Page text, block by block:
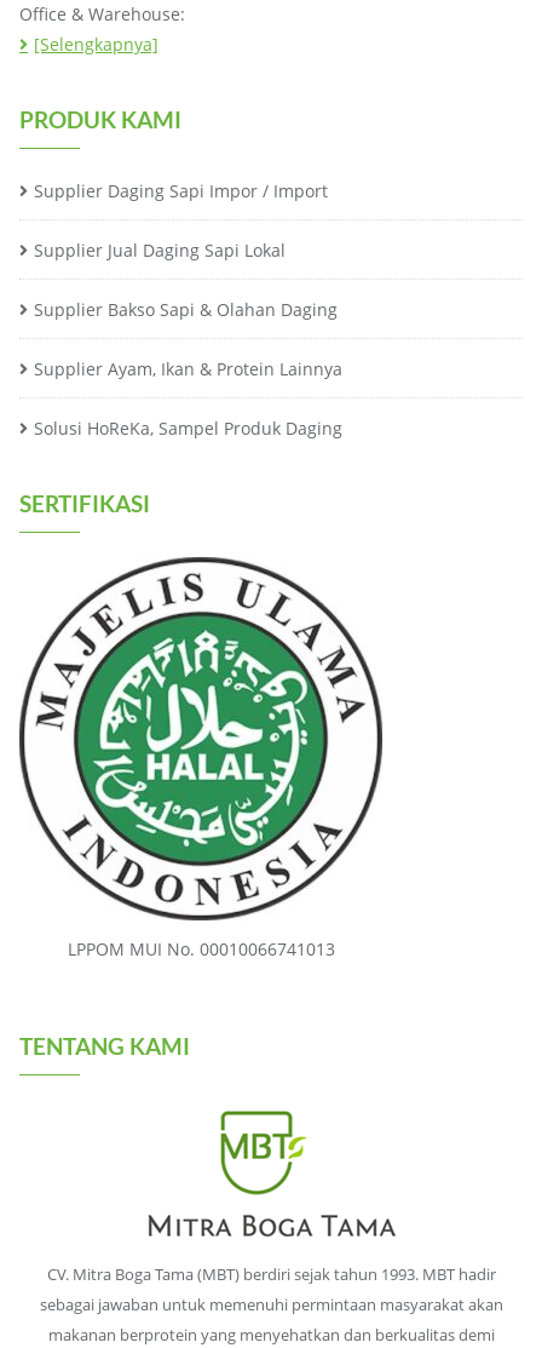
Office & Warehouse:
[Selengkapnya]
PRODUK KAMI
Supplier Daging Sapi Impor / Import
Supplier Jual Daging Sapi Lokal
Supplier Bakso Sapi & Olahan Daging
Supplier Ayam, Ikan & Protein Lainnya
Solusi HoReKa, Sampel Produk Daging
SERTIFIKASI
LPPOM MUI No. 00010066741013
TENTANG KAMI
CV. Mitra Boga Tama (MBT) berdiri sejak tahun 1993. MBT hadir
sebagai jawaban untuk memenuhi permintaan masyarakat akan
makanan berprotein yang menyehatkan dan berkualitas demi